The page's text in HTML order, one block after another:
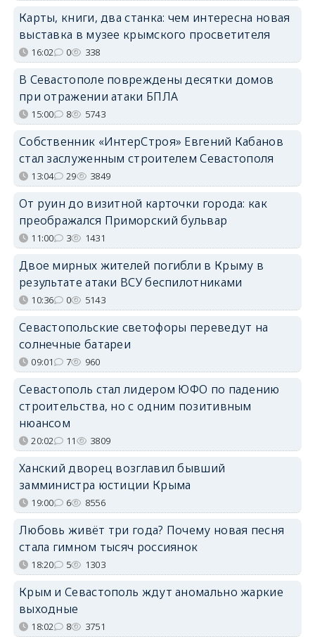
Карты, книги, два станка: чем интересна новая
выставка в музее крымского просветителя
16:02 0 338
В Севастополе повреждены десятки домов
при отражении атаки БПЛА
15:00 8 5743
Собственник «ИнтерСтроя» Евгений Кабанов
стал заслуженным строителем Севастополя
13:04 29 3849
От руин до визитной карточки города: как
преображался Приморский бульвар
11:00 3 1431
Двое мирных жителей погибли в Крыму в
результате атаки ВСУ беспилотниками
10:36 0 5143
Севастопольские светофоры переведут на
солнечные батареи
09:01 7 960
Севастополь стал лидером ЮФО по падению
строительства, но с одним позитивным
нюансом
20:02 11 3809
Ханский дворец возглавил бывший
замминистра юстиции Крыма
19:00 6 8556
Любовь живёт три года? Почему новая песня
стала гимном тысяч россиянок
18:20 5 1303
Крым и Севастополь ждут аномально жаркие
выходные
18:02 8 3751